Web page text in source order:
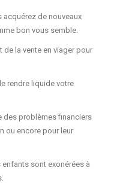
acquérez de nouveaux
bon vous semble.
de la vente en viager pour
rendre liquide votre
des problèmes financiers
ou encore pour leur
enfants sont exonérées à